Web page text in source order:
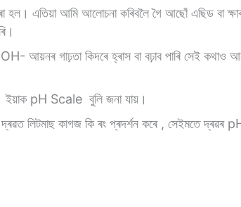
হল। এতিয়া আমি আলোচনা কৰিবলৈ গৈ আছোঁ এছিড
আয়নৰ গাঢ়তা কিদৰে হ্ৰাস বা বঢ়াব পাৰি সেই কথাও
ইয়াক pH Scale বুলি জনা যায়।
লিটমাছ কাগজ কি ৰং প্ৰদৰ্শন কৰে , সেইমতে দ্ৰৱৰ